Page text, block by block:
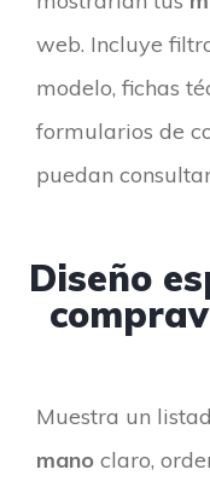
web. Incluye
modelo, fichas
formularios de
puedan
Diseño
Muestra un
mano claro,